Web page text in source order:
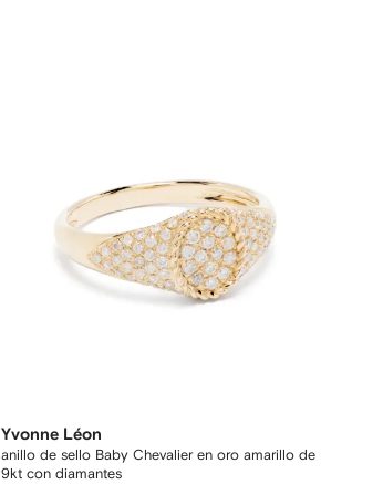
Yvonne Léon
anillo de sello Baby Chevalier en oro amarillo de
9kt con diamantes